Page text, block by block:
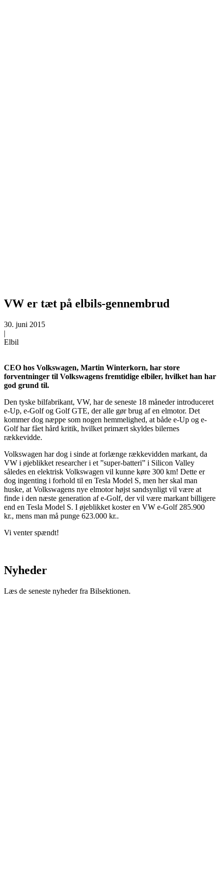
VW er tæt på elbils-gennembrud
30. juni 2015
|
Elbil
CEO hos Volkswagen, Martin Winterkorn, har store
forventninger til Volkswagens fremtidige elbiler, hvilket han har
god grund til.
Den tyske bilfabrikant, VW, har de seneste 18 måneder introduceret
e-Up, e-Golf og Golf GTE, der alle gør brug af en elmotor. Det
kommer dog næppe som nogen hemmelighed, at både e-Up og e-
Golf har fået hård kritik, hvilket primært skyldes bilernes
rækkevidde.
Volkswagen har dog i sinde at forlænge rækkevidden markant, da
VW i øjeblikket researcher i et ”super-batteri” i Silicon Valley
således en elektrisk Volkswagen vil kunne køre 300 km! Dette er
dog ingenting i forhold til en Tesla Model S, men her skal man
huske, at Volkswagens nye elmotor højst sandsynligt vil være at
finde i den næste generation af e-Golf, der vil være markant billigere
end en Tesla Model S. I øjeblikket koster en VW e-Golf 285.900
kr., mens man må punge 623.000 kr..
Vi venter spændt!
Nyheder
Læs de seneste nyheder fra Bilsektionen.